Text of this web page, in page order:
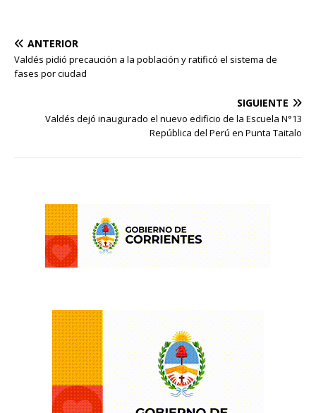
ANTERIOR
Valdés pidió precaución a la población y ratificó el sistema de
fases por ciudad
SIGUIENTE
Valdés dejó inaugurado el nuevo edificio de la Escuela N°13
República del Perú en Punta Taitalo